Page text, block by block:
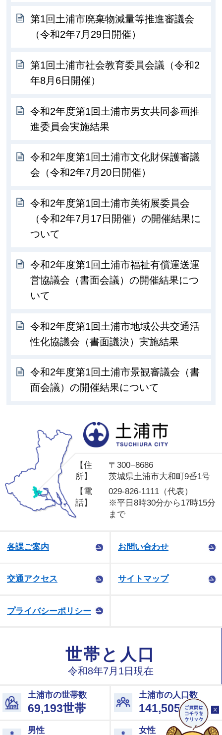
第1回土浦市廃棄物減量等推進審議会
（令和2年7月29日開催）
第1回土浦市社会教育委員会議（令和2
年8月6日開催）
令和2年度第1回土浦市男女共同参画推
進委員会実施結果
令和2年度第1回土浦市文化財保護審議
会（令和2年7月20日開催）
令和2年度第1回土浦市美術展委員会
（令和2年7月17日開催）の開催結果に
ついて
令和2年度第1回土浦市福祉有償運送運
営協議会（書面会議）の開催結果につ
いて
令和2年度第1回土浦市地域公共交通活
性化協議会（書面議決）実施結果
令和2年度第1回土浦市景観審議会（書
面会議）の開催結果について
【住
所】
〒300−8686
茨城県土浦市大和町9番1号
【電
話】
029-826-1111（代表）
※平日8時30分から17時15分
まで
各課ご案内 お問い合わせ
交通アクセス サイトマップ
プライバシーポリシー